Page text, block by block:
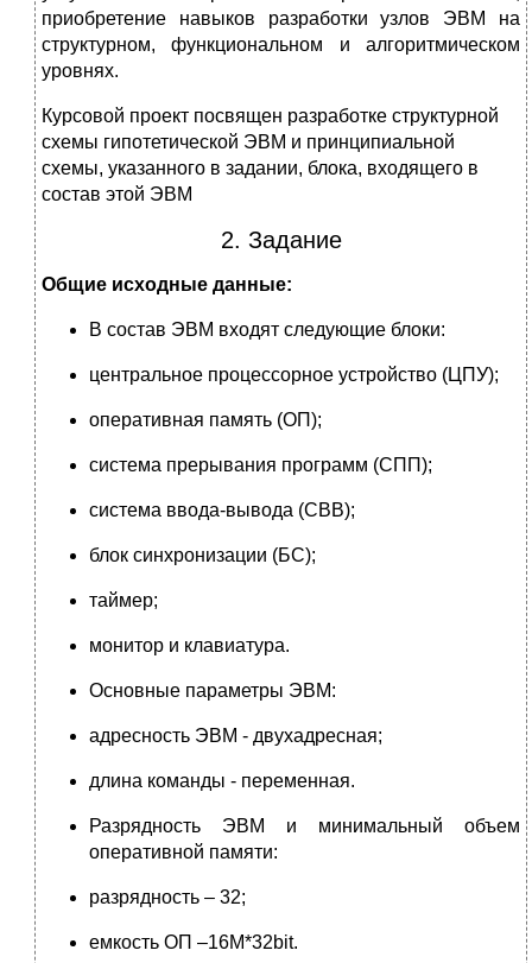
приобретение навыков разработки узлов ЭВМ на
структурном, функциональном и алгоритмическом
уровнях.
Курсовой проект посвящен разработке структурной
схемы гипотетической ЭВМ и принципиальной
схемы, указанного в задании, блока, входящего в
состав этой ЭВМ
2. Задание
Общие исходные данные:
В состав ЭВМ входят следующие блоки:
центральное процессорное устройство (ЦПУ);
оперативная память (ОП);
система прерывания программ (СПП);
система ввода-вывода (СВВ);
блок синхронизации (БС);
таймер;
монитор и клавиатура.
Основные параметры ЭВМ:
адресность ЭВМ - двухадресная;
длина команды - переменная.
Разрядность ЭВМ и минимальный объем
оперативной памяти:
разрядность – 32;
емкость ОП –16М*32bit.